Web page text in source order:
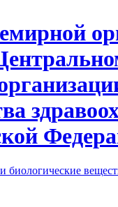
биологические